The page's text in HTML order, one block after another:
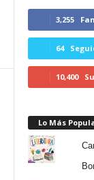
3,255
64
10,400
Lo Más